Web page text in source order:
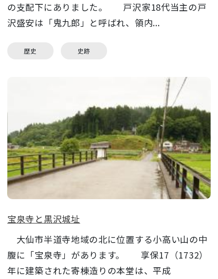
の支配下にありました。 戸沢家18代当主の戸
沢盛安は「鬼九郎」と呼ばれ、領内...
歴史 史跡
宝泉寺と黒沢城址
大仙市半道寺地域の北に位置する小高い山の中
腹に「宝泉寺」があります。 享保17（1732）
年に建築された寄棟造りの本堂は、平成